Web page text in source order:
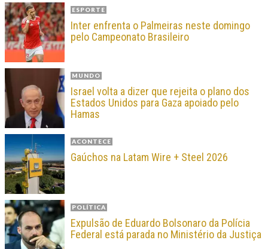
ESPORTE
Inter enfrenta o Palmeiras neste domingo
pelo Campeonato Brasileiro
MUNDO
Israel volta a dizer que rejeita o plano dos
Estados Unidos para Gaza apoiado pelo
Hamas
ACONTECE
Gaúchos na Latam Wire + Steel 2026
POLÍTICA
Expulsão de Eduardo Bolsonaro da Polícia
Federal está parada no Ministério da Justiça